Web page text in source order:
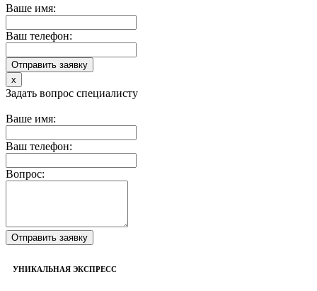
Ваше имя:
Ваш телефон:
x
Задать вопрос специалисту
Ваше имя:
Ваш телефон:
Вопрос:
УНИКАЛЬНАЯ ЭКСПРЕСС